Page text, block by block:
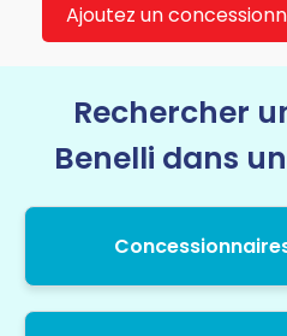
Ajoutez un
Rechercher
Benelli dans